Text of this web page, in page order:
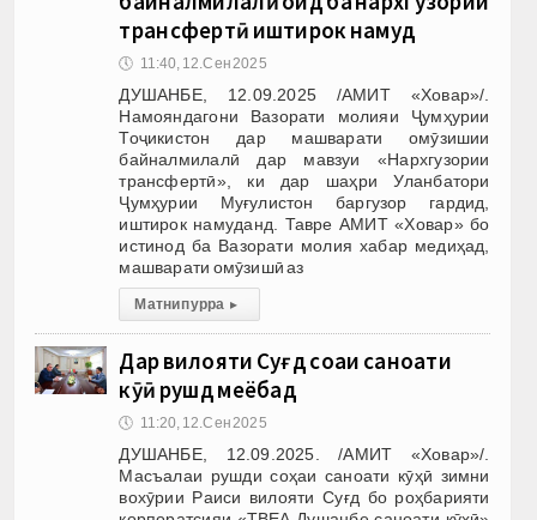
трансфертӣ иштирок намуд
🕔 11:40, 12.Сен 2025
ДУШАНБЕ, 12.09.2025 /АМИТ «Ховар»/.
Намояндагони Вазорати молияи Ҷумҳурии
Тоҷикистон дар машварати омӯзишии
байналмилалӣ дар мавзуи «Нархгузории
трансфертӣ», ки дар шаҳри Уланбатори
Ҷумҳурии Муғулистон баргузор гардид,
иштирок намуданд. Тавре АМИТ «Ховар» бо
истинод ба Вазорати молия хабар медиҳад,
машварати омӯзишӣ аз
Матни пурра ▸
Дар вилояти Суғд соҳаи саноати
кӯҳӣ рушд меёбад
🕔 11:20, 12.Сен 2025
ДУШАНБЕ, 12.09.2025. /АМИТ «Ховар»/.
Масъалаи рушди соҳаи саноати кӯҳӣ зимни
вохӯрии Раиси вилояти Суғд бо роҳбарияти